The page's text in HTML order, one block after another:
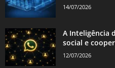
14/07/2026
A Inteligência
social e
12/07/2026